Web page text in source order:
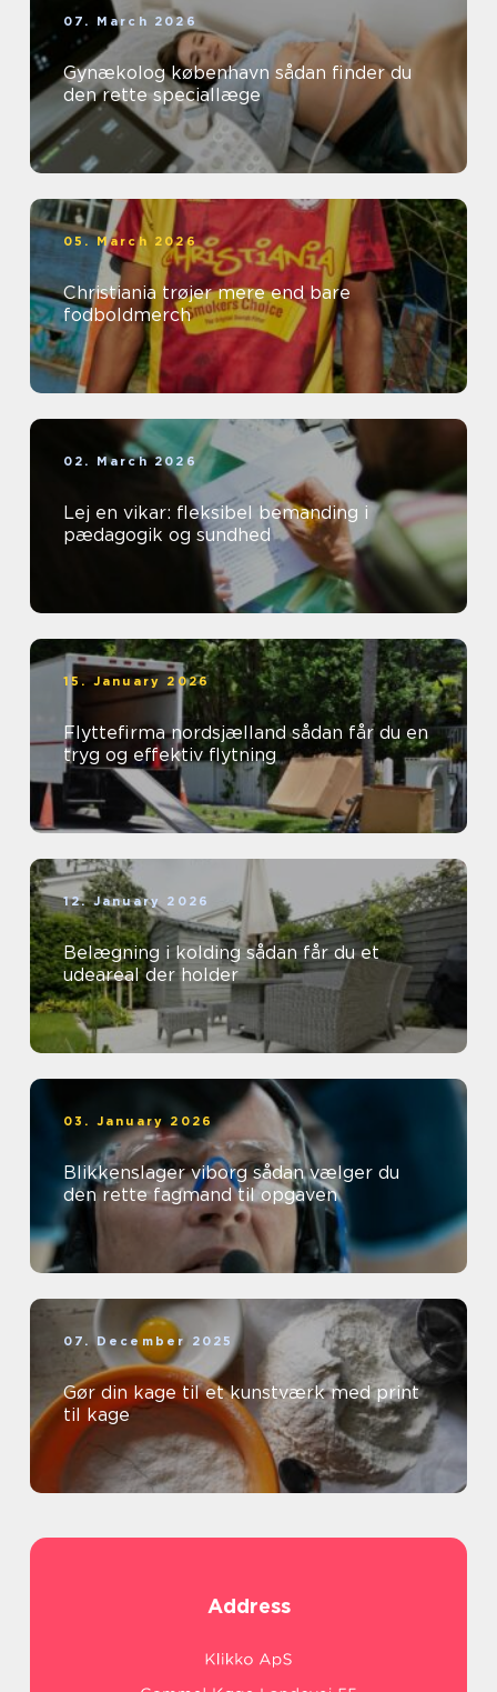
07. March 2026
Gynækolog københavn sådan finder du
den rette speciallæge
05. March 2026
Christiania trøjer mere end bare
fodboldmerch
02. March 2026
Lej en vikar: fleksibel bemanding i
pædagogik og sundhed
15. January 2026
Flyttefirma nordsjælland sådan får du en
tryg og effektiv flytning
12. January 2026
Belægning i kolding sådan får du et
udeareal der holder
03. January 2026
Blikkenslager viborg sådan vælger du
den rette fagmand til opgaven
07. December 2025
Gør din kage til et kunstværk med print
til kage
Address